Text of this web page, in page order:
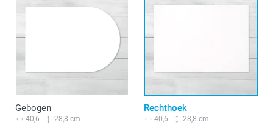
Gebogen
40,6 28,8 cm
Rechthoek
40,6 28,8 cm